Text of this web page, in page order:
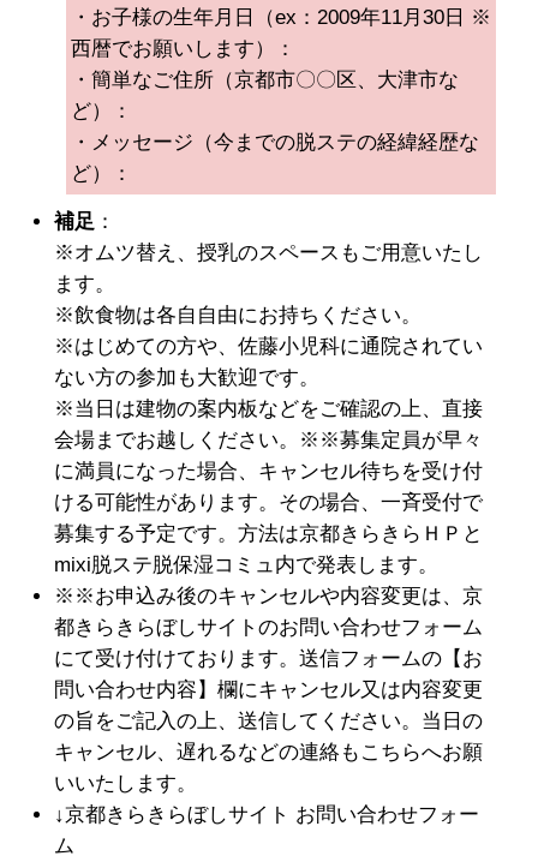
・お子様の生年月日（ex：2009年11月30日 ※
西暦でお願いします）：
・簡単なご住所（京都市〇〇区、大津市な
ど）：
・メッセージ（今までの脱ステの経緯経歴な
ど）：
補足 ：
※オムツ替え、授乳のスペースもご用意いたし
ます。
※飲食物は各自自由にお持ちください。
※はじめての方や、佐藤小児科に通院されてい
ない方の参加も大歓迎です。
※当日は建物の案内板などをご確認の上、直接
会場までお越しください。※※募集定員が早々
に満員になった場合、キャンセル待ちを受け付
ける可能性があります。その場合、一斉受付で
募集する予定です。方法は京都きらきらＨＰと
mixi脱ステ脱保湿コミュ内で発表します。
※※お申込み後のキャンセルや内容変更は、京
都きらきらぼしサイトのお問い合わせフォーム
にて受け付けております。送信フォームの【お
問い合わせ内容】欄にキャンセル又は内容変更
の旨をご記入の上、送信してください。当日の
キャンセル、遅れるなどの連絡もこちらへお願
いいたします。
↓京都きらきらぼしサイト お問い合わせフォー
ム